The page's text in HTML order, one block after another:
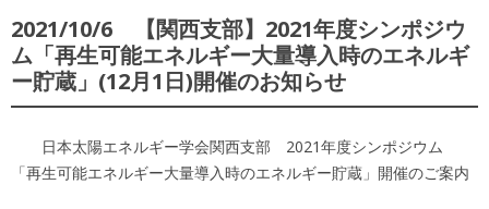
2021/10/6 【関西支部】2021年度シンポジウ
ム「再生可能エネルギー大量導入時のエネルギ
ー貯蔵」(12月1日)開催のお知らせ
日本太陽エネルギー学会関西支部 2021年度シンポジウム
「再生可能エネルギー大量導入時のエネルギー貯蔵」開催のご案内